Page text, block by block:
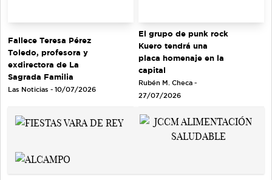
Fallece Teresa Pérez
Toledo, profesora y
exdirectora de La
Sagrada Familia
Las Noticias - 10/07/2026
El grupo de punk rock
Kuero tendrá una
placa homenaje en la
capital
Rubén M. Checa -
27/07/2026